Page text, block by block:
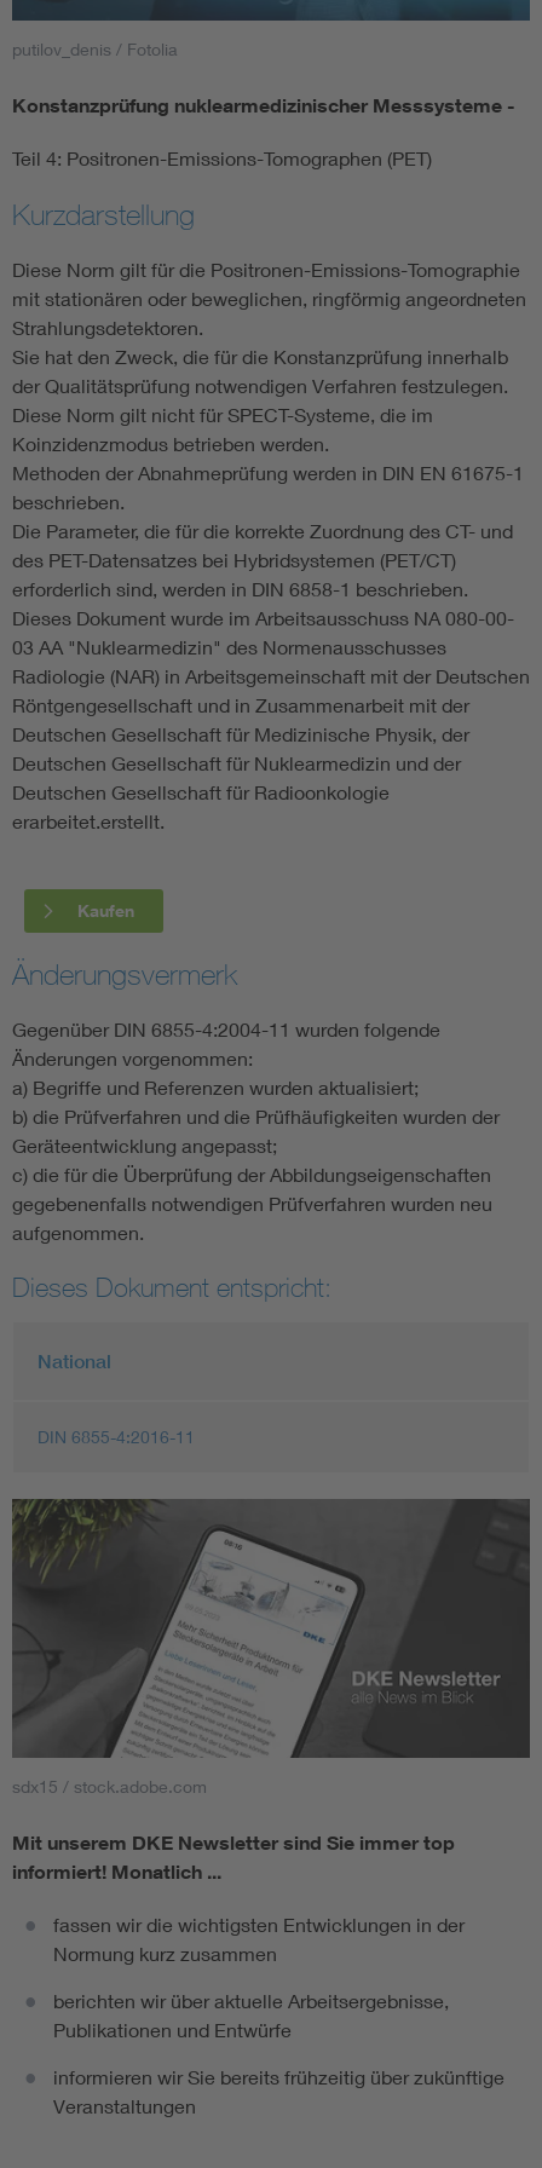
Smart Cities
DKE Fachinformationen im Kontext der Normung
Cybersecurity in der Industrieautomatisierung
DIN VDE 0100 für sichere Elektroinstallationen
Elektrofachkraft (EFK)
putilov_denis / Fotolia
Konstanzprüfung nuklearmedizinischer Messsysteme -
Teil 4: Positronen-Emissions-Tomographen (PET)
Kurzdarstellung
Diese Norm gilt für die Positronen-Emissions-Tomographie
mit stationären oder beweglichen, ringförmig angeordneten
Strahlungsdetektoren.
Sie hat den Zweck, die für die Konstanzprüfung innerhalb
der Qualitätsprüfung notwendigen Verfahren festzulegen.
Diese Norm gilt nicht für SPECT-Systeme, die im
Koinzidenzmodus betrieben werden.
Methoden der Abnahmeprüfung werden in DIN EN 61675-1
beschrieben.
Die Parameter, die für die korrekte Zuordnung des CT- und
des PET-Datensatzes bei Hybridsystemen (PET/CT)
erforderlich sind, werden in DIN 6858-1 beschrieben.
Dieses Dokument wurde im Arbeitsausschuss NA 080-00-
03 AA "Nuklearmedizin" des Normenausschusses
Radiologie (NAR) in Arbeitsgemeinschaft mit der Deutschen
Röntgengesellschaft und in Zusammenarbeit mit der
Deutschen Gesellschaft für Medizinische Physik, der
Deutschen Gesellschaft für Nuklearmedizin und der
Deutschen Gesellschaft für Radioonkologie
erarbeitet.erstellt.
Kaufen
Änderungsvermerk
Gegenüber DIN 6855-4:2004-11 wurden folgende
Änderungen vorgenommen:
a) Begriffe und Referenzen wurden aktualisiert;
b) die Prüfverfahren und die Prüfhäufigkeiten wurden der
Geräteentwicklung angepasst;
c) die für die Überprüfung der Abbildungseigenschaften
gegebenenfalls notwendigen Prüfverfahren wurden neu
aufgenommen.
Dieses Dokument entspricht:
National
DIN 6855-4:2016-11
sdx15 / stock.adobe.com
Mit unserem DKE Newsletter sind Sie immer top
informiert! Monatlich ...
fassen wir die wichtigsten Entwicklungen in der
Normung kurz zusammen
berichten wir über aktuelle Arbeitsergebnisse,
Publikationen und Entwürfe
informieren wir Sie bereits frühzeitig über zukünftige
Veranstaltungen